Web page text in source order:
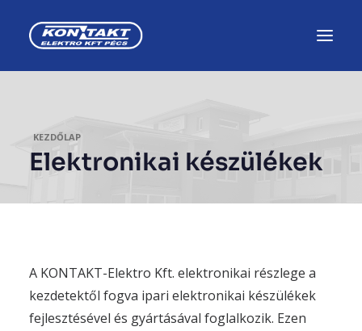
KEZDŐLAP
Elektronikai készülékek
A KONTAKT-Elektro Kft. elektronikai részlege a
kezdetektől fogva ipari elektronikai készülékek
fejlesztésével és gyártásával foglalkozik. Ezen